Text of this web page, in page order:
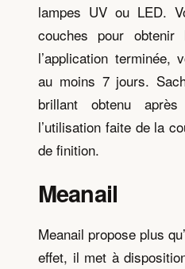
lampes UV ou LED.
couches pour
l’application terminée,
au moins 7 jours.
brillant obtenu
l’utilisation faite de la
de finition.
Meanail
Meanail propose plus
effet, il met à